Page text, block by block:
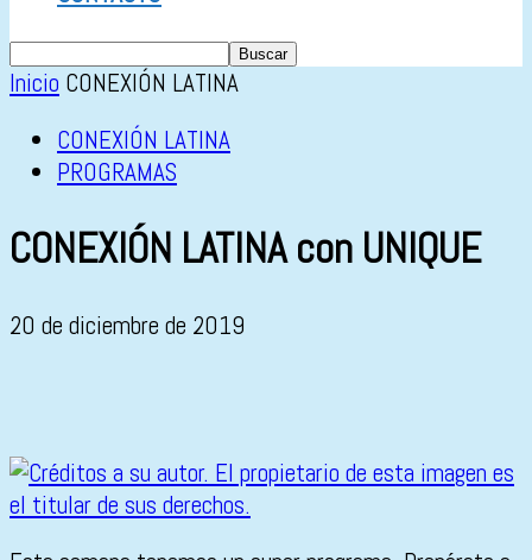
Inicio CONEXIÓN LATINA
CONEXIÓN LATINA
PROGRAMAS
CONEXIÓN LATINA con UNIQUE
20 de diciembre de 2019